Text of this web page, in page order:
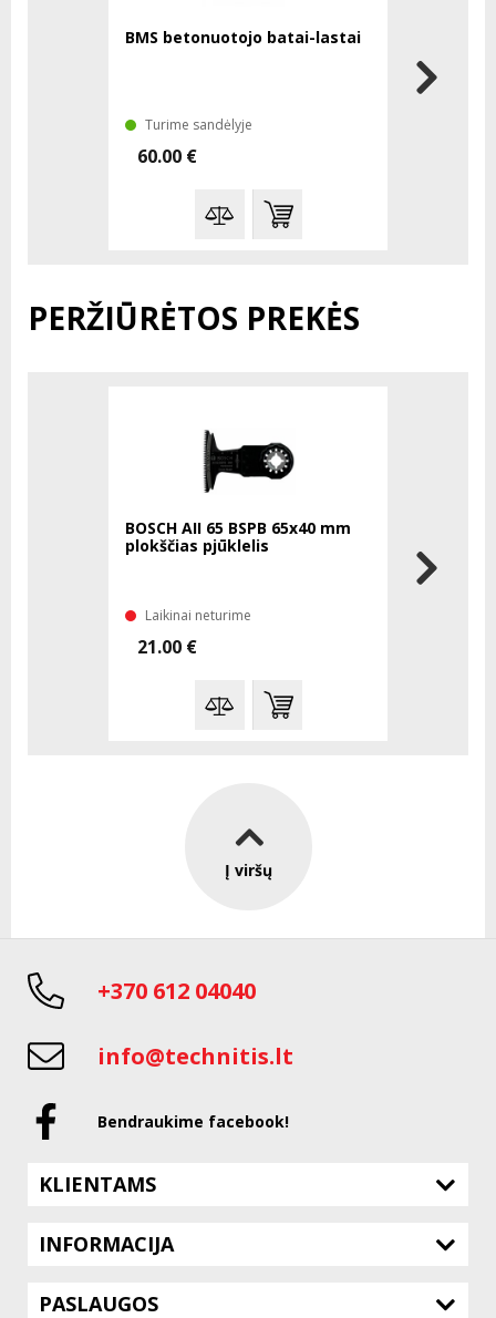
BMS betonuotojo batai-lastai
Turime sandėlyje
60.00 €
PERŽIŪRĖTOS PREKĖS
BOSCH AII 65 BSPB 65x40 mm
plokščias pjūklelis
Laikinai neturime
21.00 €
Į viršų
+370 612 04040
info@technitis.lt
Bendraukime facebook!
KLIENTAMS
INFORMACIJA
PASLAUGOS